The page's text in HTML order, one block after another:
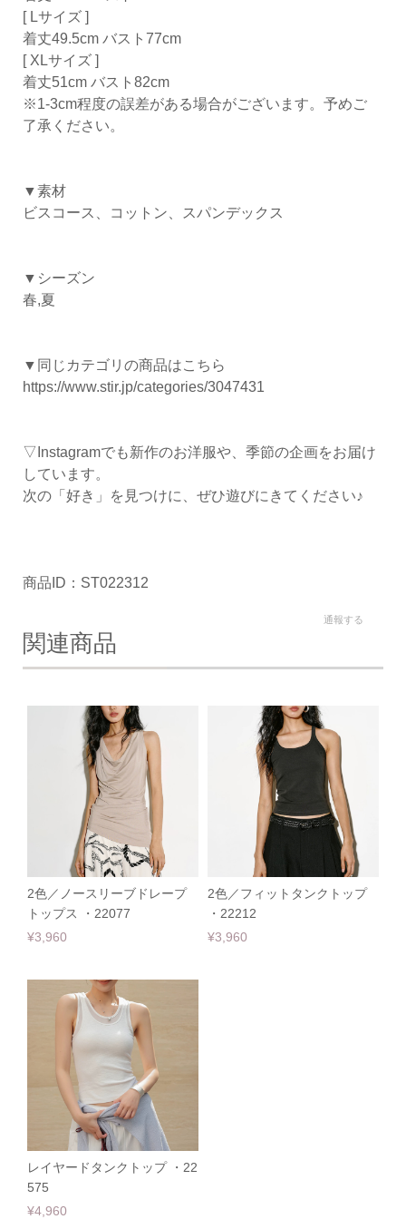
[ Lサイズ ]
着丈49.5cm バスト77cm
[ XLサイズ ]
着丈51cm バスト82cm
※1-3cm程度の誤差がある場合がございます。予めご
了承ください。
▼素材
ビスコース、コットン、スパンデックス
▼シーズン
春,夏
▼同じカテゴリの商品はこちら
https://www.stir.jp/categories/3047431
▽Instagramでも新作のお洋服や、季節の企画をお届け
しています。
次の「好き」を見つけに、ぜひ遊びにきてください♪
商品ID：ST022312
通報する
関連商品
2色／ノースリーブドレープ
トップス ・22077
¥3,960
2色／フィットタンクトップ
・22212
¥3,960
レイヤードタンクトップ ・22
575
¥4,960